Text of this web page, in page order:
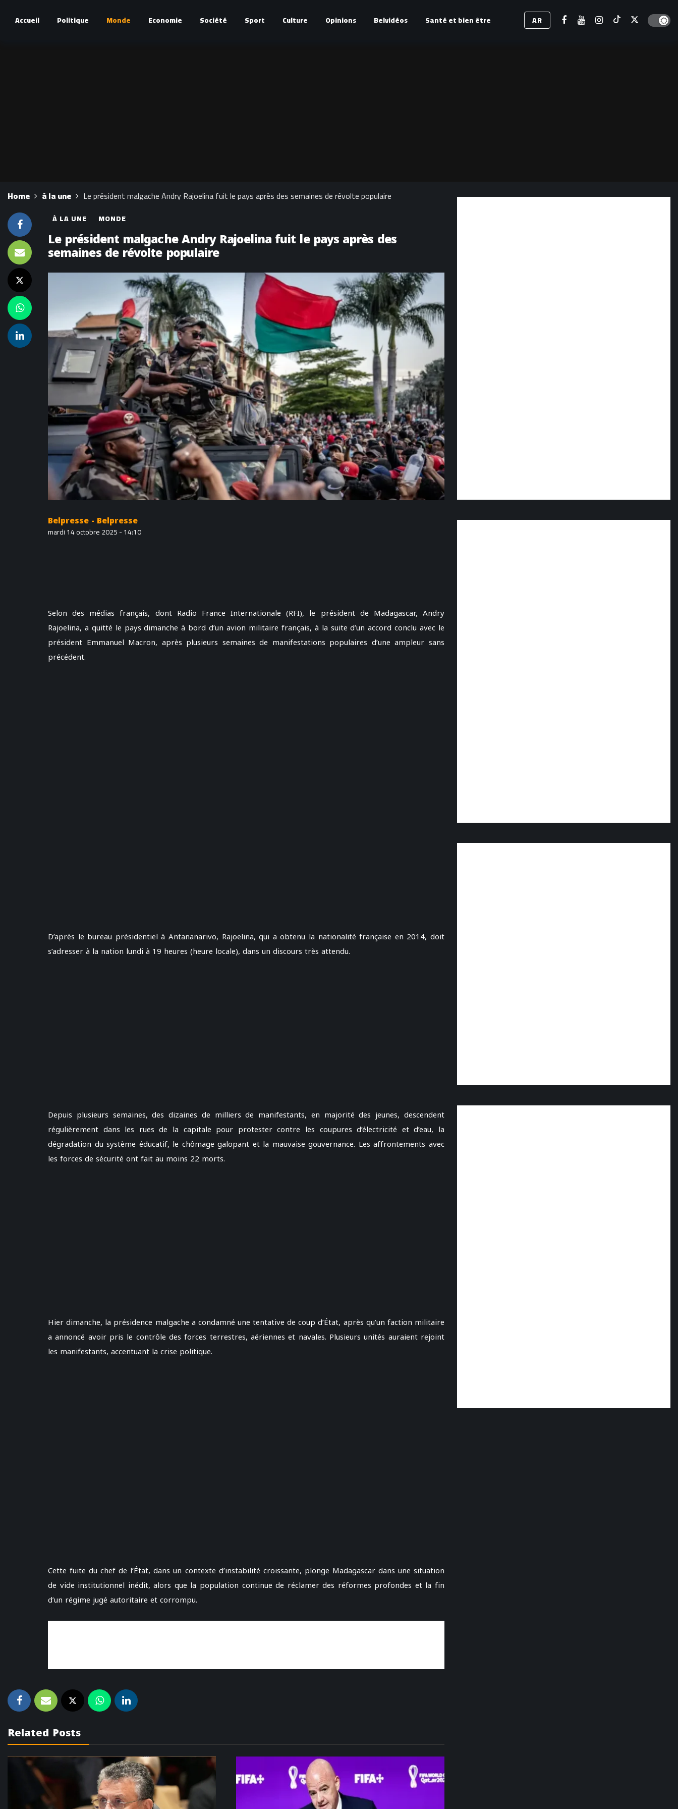
Accueil Politique Monde Economie Société Sport Culture Opinions Belvidéos Santé et bien être AR Dark
Home à la une Le président malgache Andry Rajoelina fuit le pays après des semaines de révolte populaire
À LA UNE MONDE
Le président malgache Andry Rajoelina fuit le pays après des
semaines de révolte populaire
Belpresse - Belpresse
mardi 14 octobre 2025 - 14:10
Selon des médias français, dont Radio France Internationale (RFI), le président de Madagascar, Andry
Rajoelina, a quitté le pays dimanche à bord d’un avion militaire français, à la suite d’un accord conclu avec le
président Emmanuel Macron, après plusieurs semaines de manifestations populaires d’une ampleur sans
précédent.
D’après le bureau présidentiel à Antananarivo, Rajoelina, qui a obtenu la nationalité française en 2014, doit
s’adresser à la nation lundi à 19 heures (heure locale), dans un discours très attendu.
Depuis plusieurs semaines, des dizaines de milliers de manifestants, en majorité des jeunes, descendent
régulièrement dans les rues de la capitale pour protester contre les coupures d’électricité et d’eau, la
dégradation du système éducatif, le chômage galopant et la mauvaise gouvernance. Les affrontements avec
les forces de sécurité ont fait au moins 22 morts.
Hier dimanche, la présidence malgache a condamné une tentative de coup d’État, après qu’un faction militaire
a annoncé avoir pris le contrôle des forces terrestres, aériennes et navales. Plusieurs unités auraient rejoint
les manifestants, accentuant la crise politique.
Cette fuite du chef de l’État, dans un contexte d’instabilité croissante, plonge Madagascar dans une situation
de vide institutionnel inédit, alors que la population continue de réclamer des réformes profondes et la fin
d’un régime jugé autoritaire et corrompu.
Related Posts